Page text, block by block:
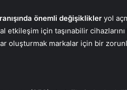
önemli değişiklikler yol
etkileşim için taşınabilir cihazlarını
oluşturmak markalar için bir